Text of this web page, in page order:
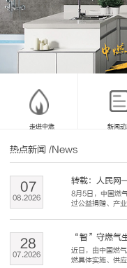
走进中燃 新闻
热点新闻 /News
转载：人民网
8月5日，中国燃
过公益捐赠、产
08.2026
07
“智”守燃气
近日，由中国燃
燃具体实施、供
07.2026
28